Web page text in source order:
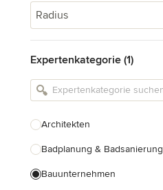
Radius
Expertenkategorie (1)
Architekten
Badplanung & Badsanierung
Bauunternehmen